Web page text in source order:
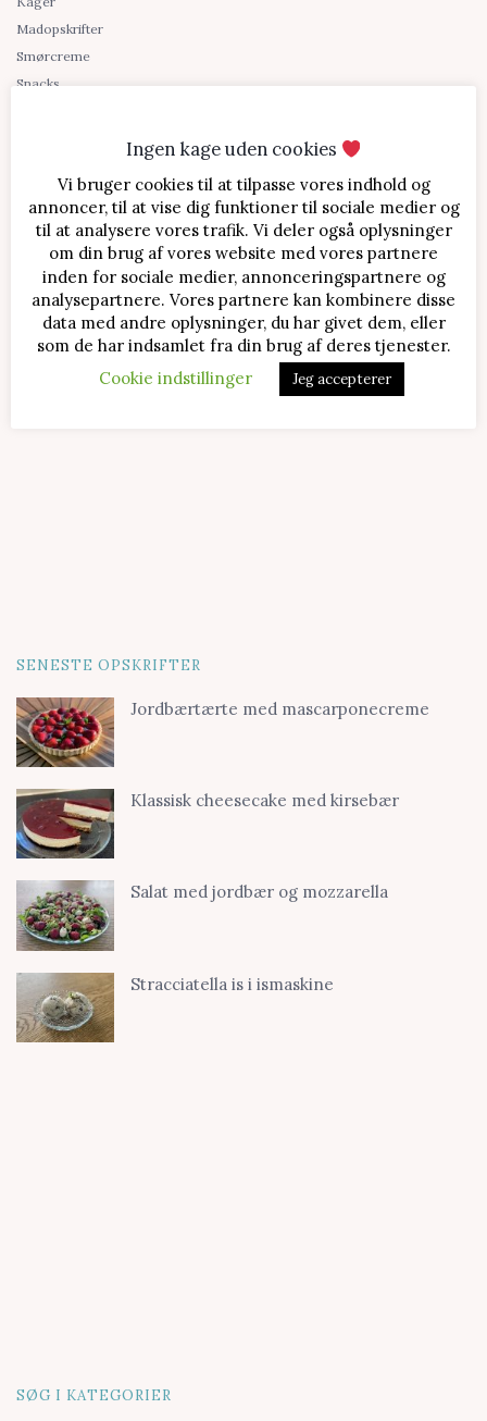
Madopskrifter
Smørcreme
Snacks
Blog
Om Bente Bager
Kontakt
Shopping links
SENESTE OPSKRIFTER
Jordbærtærte med mascarponecreme
Klassisk cheesecake med kirsebær
Salat med jordbær og mozzarella
Stracciatella is i ismaskine
SØG I KATEGORIER
Ingen kage uden cookies
Vi bruger cookies til at tilpasse vores indhold og
annoncer, til at vise dig funktioner til sociale medier og
til at analysere vores trafik. Vi deler også oplysninger
om din brug af vores website med vores partnere
inden for sociale medier, annonceringspartnere og
analysepartnere. Vores partnere kan kombinere disse
data med andre oplysninger, du har givet dem, eller
som de har indsamlet fra din brug af deres tjenester.
Cookie indstillinger
Jeg accepterer